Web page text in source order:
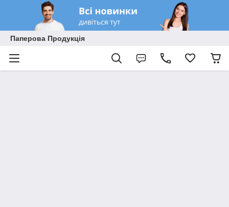
Паперова Продукція